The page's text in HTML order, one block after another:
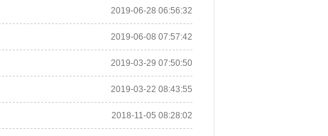
2019-06-28 06:56:32
2019-06-08 07:57:42
2019-03-29 07:50:50
2019-03-22 08:43:55
2018-11-05 08:28:02